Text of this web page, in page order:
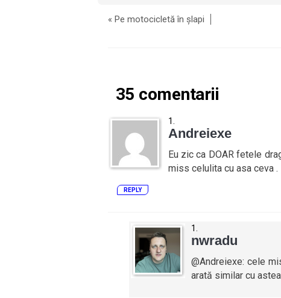
« Pe motocicletă în șlapi
35 comentarii
Andreiexe
Eu zic ca DOAR fetele
miss celulita cu asa ceva .
REPLY
nwradu
@Andreiexe: cele
arată similar cu